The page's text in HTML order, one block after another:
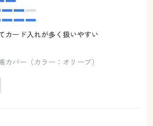
カード入れが多く扱いやすい
カバー（カラー：オリーブ）